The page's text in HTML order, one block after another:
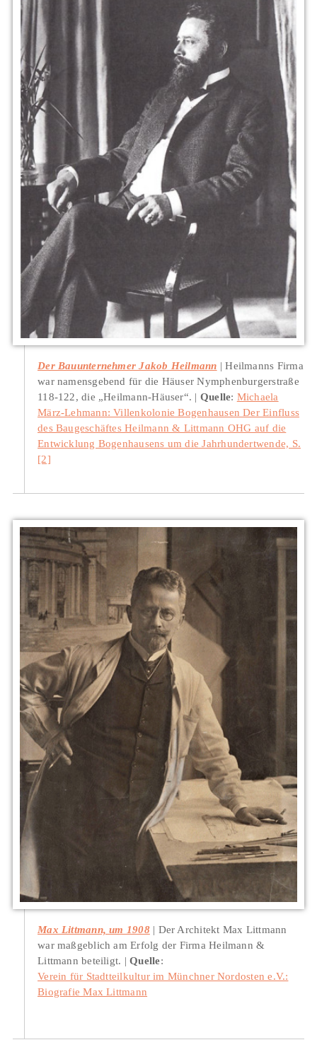
Der Bauunternehmer Jakob Heilmann
Heilmanns Firma
war namensgebend für die Häuser Nymphenburgerstraße
118-122, die „Heilmann-Häuser“.
Quelle: Michaela
März-Lehmann: Villenkolonie Bogenhausen Der Einfluss
des Baugeschäftes Heilmann & Littmann OHG auf die
Entwicklung Bogenhausens um die Jahrhundertwende, S.
[2]
Max Littmann, um 1908
Der Architekt Max Littmann
war maßgeblich am Erfolg der Firma Heilmann &
Littmann beteiligt.
Quelle:
Verein für Stadtteilkultur im Münchner Nordosten e.V.:
Biografie Max Littmann